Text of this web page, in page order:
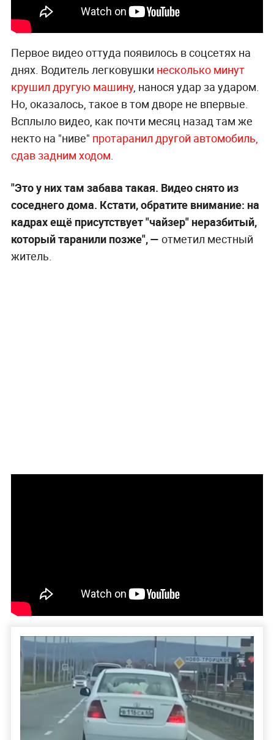
Первое видео оттуда появилось в соцсетях на
днях. Водитель легковушки несколько минут
крушил другую машину, нанося удар за ударом.
Но, оказалось, такое в том дворе не впервые.
Всплыло видео, как почти месяц назад там же
некто на "ниве" протаранил другой автомобиль,
сдав задним ходом.
"Это у них там забава такая. Видео снято из
соседнего дома. Кстати, обратите внимание: на
кадрах ещё присутствует "чайзер" неразбитый,
который таранили позже", — отметил местный
житель.